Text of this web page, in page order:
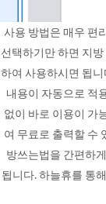
사용 방법은 매우 편
선택하기만 하면 지
하여 사용하시면 됩
내용이 자동으로 적
없이 바로 이용이 가
여 무료로 출력할 수
방쓰는법을 간편하
됩니다. 하늘휴를 통